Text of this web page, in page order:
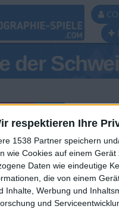
respektieren Ihre
1538 Partner speichern
wie Cookies auf einem
Daten wie eindeutige
die von einem
Inhalte, Werbung und
und
der
#2